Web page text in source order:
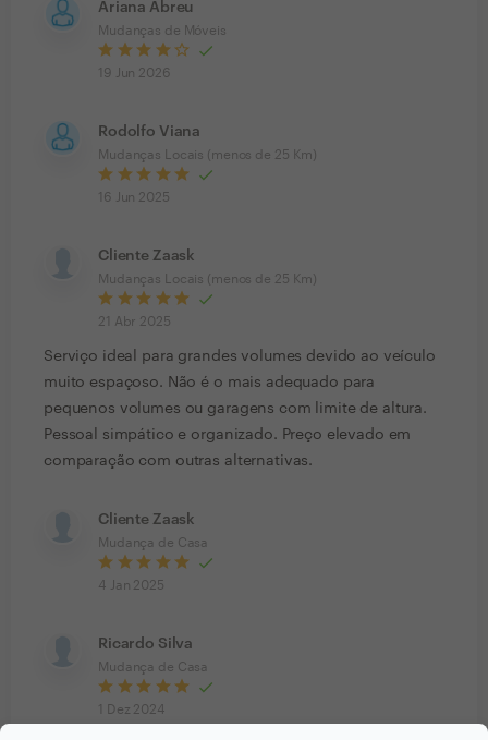
Ariana Abreu
Mudanças de Móveis
19 Jun 2026
Rodolfo Viana
Mudanças Locais (menos de 25 Km)
16 Jun 2025
Cliente Zaask
Mudanças Locais (menos de 25 Km)
21 Abr 2025
Serviço ideal para grandes volumes devido ao veículo
muito espaçoso. Não é o mais adequado para
pequenos volumes ou garagens com limite de altura.
Pessoal simpático e organizado. Preço elevado em
comparação com outras alternativas.
Cliente Zaask
Mudança de Casa
4 Jan 2025
Ricardo Silva
Mudança de Casa
1 Dez 2024